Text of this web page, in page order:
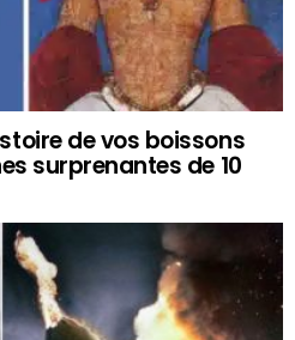
de vos boissons
surprenantes de 10